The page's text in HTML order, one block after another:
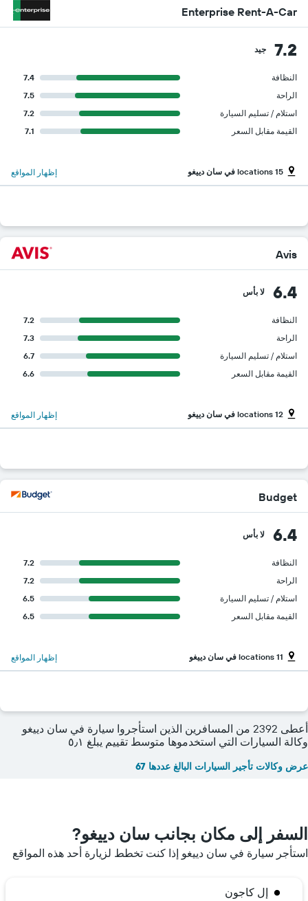
Enterprise Rent-A-Car
7.2 جيد
النظافة
7.4
الراحة
7.5
استلام / تسليم السيارة
7.2
القيمة مقابل السعر
7.1
15 locations في سان دييغو إظهار المواقع
Avis
6.4 لا بأس
النظافة
7.2
الراحة
7.3
استلام / تسليم السيارة
6.7
القيمة مقابل السعر
6.6
12 locations في سان دييغو إظهار المواقع
Budget
6.4 لا بأس
النظافة
7.2
الراحة
7.2
استلام / تسليم السيارة
6.5
القيمة مقابل السعر
6.5
11 locations في سان دييغو إظهار المواقع
أعطى 2392 من المسافرين الذين استأجروا سيارة في سان دييغو
وكالة السيارات التي استخدموها متوسط تقييم يبلغ ٥٫١
عرض وكالات تأجير السيارات البالغ عددها 67
السفر إلى مكان بجانب سان دييغو?
استأجر سيارة في سان دييغو إذا كنت تخطط لزيارة أحد هذه المواقع
إل كاجون